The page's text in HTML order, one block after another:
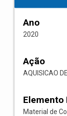
Ano
2020
Ação
AQUISICAO
Elemento
Material de